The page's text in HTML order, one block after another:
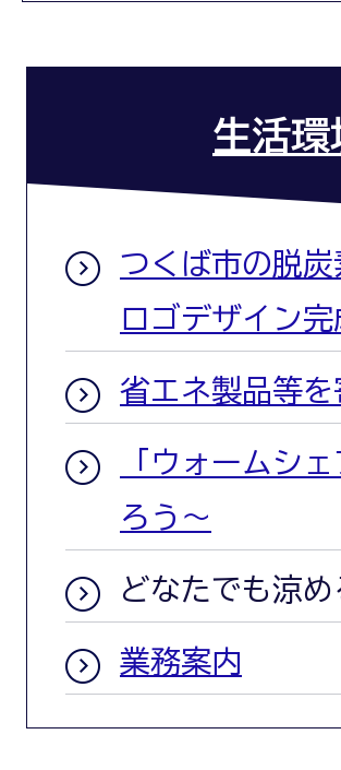
生活環
つくば市の脱炭
ロゴデザイン完
省エネ製品等
「ウォームシ
ろう～
どなたでも涼
業務案内